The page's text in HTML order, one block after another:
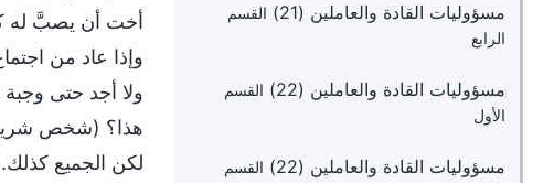
مسؤوليات القادة والعاملين (21)
القسم
الرابع
مسؤوليات القادة والعاملين (22)
القسم
الأول
مسؤوليات القادة والعاملين (22)
القسم
أخت أن يصبَّ له
وإذا عاد من
ولا أجد حتى
هذا؟ (شخص
لكن الجميع